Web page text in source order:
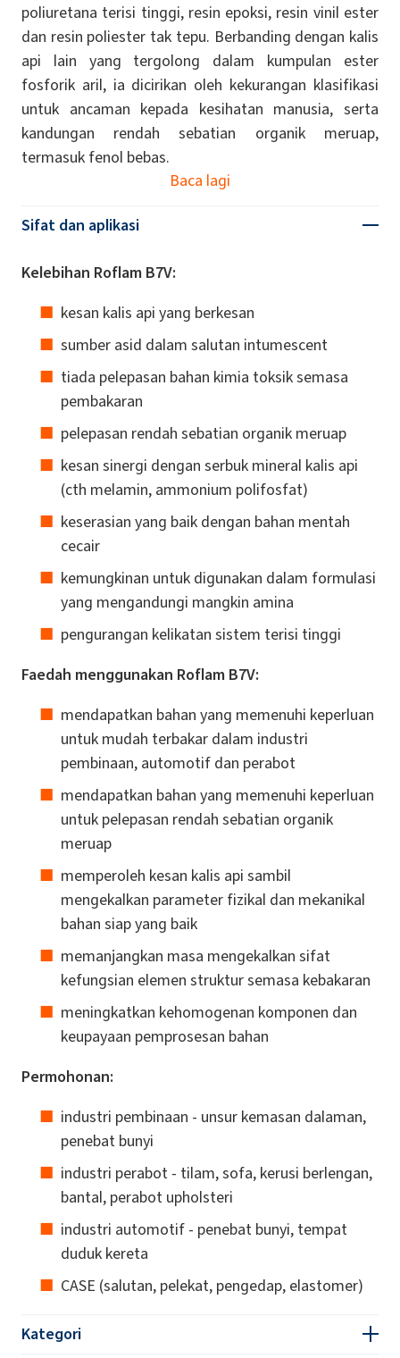
poliuretana terisi tinggi, resin epoksi, resin vinil ester
dan resin poliester tak tepu. Berbanding dengan kalis
api lain yang tergolong dalam kumpulan ester
fosforik aril, ia dicirikan oleh kekurangan klasifikasi
untuk ancaman kepada kesihatan manusia, serta
kandungan rendah sebatian organik meruap,
termasuk fenol bebas.
Baca lagi
Sifat dan aplikasi
Kelebihan Roflam B7V:
kesan kalis api yang berkesan
sumber asid dalam salutan intumescent
tiada pelepasan bahan kimia toksik semasa
pembakaran
pelepasan rendah sebatian organik meruap
kesan sinergi dengan serbuk mineral kalis api
(cth melamin, ammonium polifosfat)
keserasian yang baik dengan bahan mentah
cecair
kemungkinan untuk digunakan dalam formulasi
yang mengandungi mangkin amina
pengurangan kelikatan sistem terisi tinggi
Faedah menggunakan Roflam B7V:
mendapatkan bahan yang memenuhi keperluan
untuk mudah terbakar dalam industri
pembinaan, automotif dan perabot
mendapatkan bahan yang memenuhi keperluan
untuk pelepasan rendah sebatian organik
meruap
memperoleh kesan kalis api sambil
mengekalkan parameter fizikal dan mekanikal
bahan siap yang baik
memanjangkan masa mengekalkan sifat
kefungsian elemen struktur semasa kebakaran
meningkatkan kehomogenan komponen dan
keupayaan pemprosesan bahan
Permohonan:
industri pembinaan - unsur kemasan dalaman,
penebat bunyi
industri perabot - tilam, sofa, kerusi berlengan,
bantal, perabot upholsteri
industri automotif - penebat bunyi, tempat
duduk kereta
CASE (salutan, pelekat, pengedap, elastomer)
Kategori